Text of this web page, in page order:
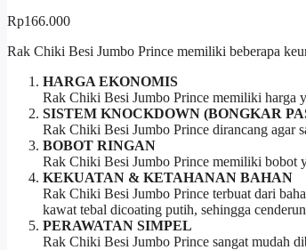
Rp166.000
Rak Chiki Besi Jumbo Prince memiliki beberapa
HARGA EKONOMIS
Rak Chiki Besi Jumbo Prince memiliki harga
SISTEM KNOCKDOWN (BONGKAR
Rak Chiki Besi Jumbo Prince dirancang agar
BOBOT RINGAN
Rak Chiki Besi Jumbo Prince memiliki bobot
KEKUATAN & KETAHANAN BAHAN
Rak Chiki Besi Jumbo Prince terbuat dari
kawat tebal dicoating putih, sehingga
PERAWATAN SIMPEL
Rak Chiki Besi Jumbo Prince sangat mudah